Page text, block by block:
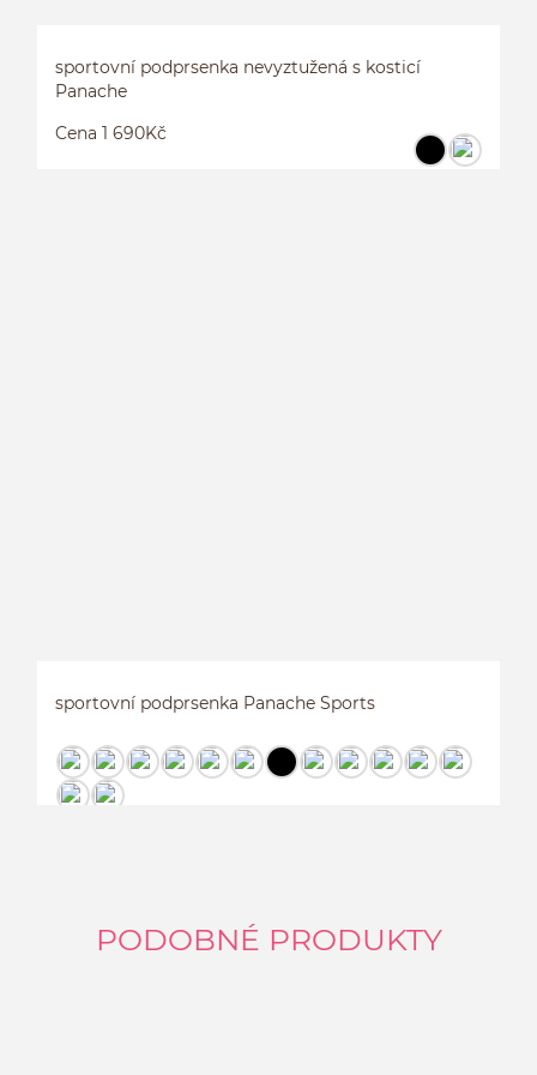
sportovní podprsenka nevyztužená s kosticí
Panache
Cena 1 690Kč
sportovní podprsenka Panache Sports
PODOBNÉ PRODUKTY